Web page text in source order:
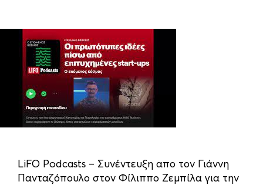
LiFO Podcasts – Συνέντευξη απο τον Γιάννη
Πανταζόπουλο στον Φίλιππο Ζεμπίλα για την